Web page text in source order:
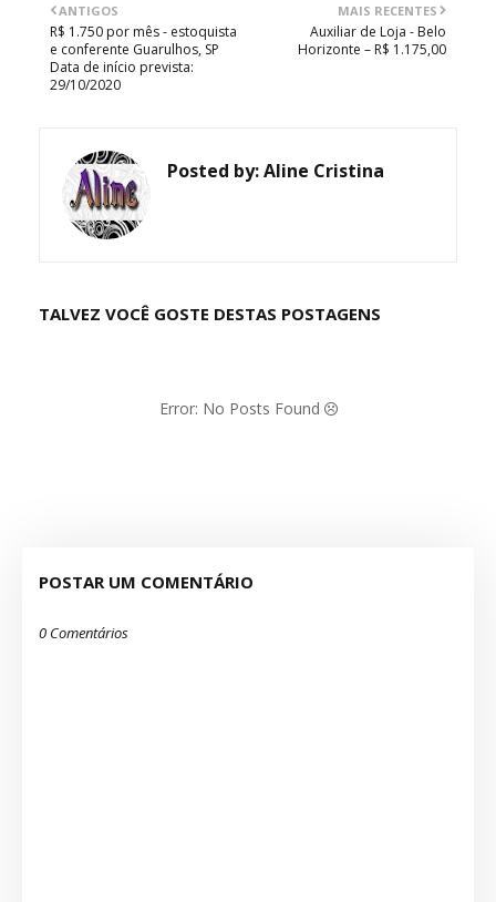
MAIS RECENTES
Auxiliar de Loja - Belo
Horizonte – R$ 1.175,00
ANTIGOS
R$ 1.750 por mês - estoquista
e conferente Guarulhos, SP
Data de início prevista:
29/10/2020
Posted by:Aline Cristina
TALVEZ VOCÊ GOSTE DESTAS POSTAGENS
Error: No Posts Found
POSTAR UM COMENTÁRIO
0 Comentários